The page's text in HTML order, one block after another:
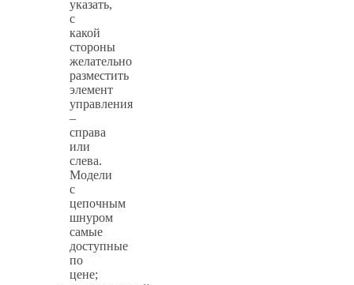
указать,
с
какой
стороны
желательно
разместить
элемент
управления
–
справа
или
слева.
Модели
с
цепочным
шнуром
самые
доступные
по
цене;